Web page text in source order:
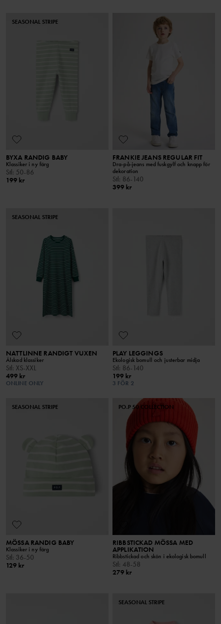
SEASONAL STRIPE
BYXA RANDIG BABY
Klassiker i ny färg
Stl: 50-86
199 kr
FRANKIE JEANS REGULAR FIT
Dra-på-jeans med fuskgylf och knapp för
dekoration
Stl: 86-140
399 kr
SEASONAL STRIPE
NATTLINNE RANDIGT VUXEN
Älskad klassiker
Stl: XS-XXL
499 kr
ONLINE ONLY
PLAY LEGGINGS
Ekologisk bomull och justerbar midja
Stl: 86-140
199 kr
3 FÖR 2
SEASONAL STRIPE
MÖSSA RANDIG BABY
Klassiker i ny färg
Stl: 36-50
129 kr
PO.P 50 COLLECTION
RIBBSTICKAD MÖSSA MED
APPLIKATION
Ribbstickad och skön i ekologisk bomull
Stl: 48-58
279 kr
SEASONAL STRIPE